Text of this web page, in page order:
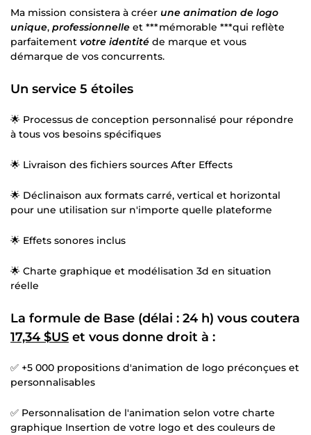
Ma mission consistera à créer une animation de logo
unique, professionnelle et ***mémorable ***qui reflète
parfaitement votre identité de marque et vous
démarque de vos concurrents.
Un service 5 étoiles
🌟 Processus de conception personnalisé pour répondre
à tous vos besoins spécifiques
🌟 Livraison des fichiers sources After Effects
🌟 Déclinaison aux formats carré, vertical et horizontal
pour une utilisation sur n'importe quelle plateforme
🌟 Effets sonores inclus
🌟 Charte graphique et modélisation 3d en situation
réelle
La formule de Base (délai : 24 h) vous coutera
17,34 $US et vous donne droit à :
✅ +5 000 propositions d'animation de logo préconçues et
personnalisables
✅ Personnalisation de l'animation selon votre charte
graphique Insertion de votre logo et des couleurs de